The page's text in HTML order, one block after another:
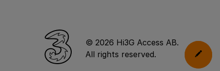
© 2026 Hi3G Access AB.
All rights reserved.